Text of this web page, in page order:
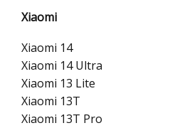
Xiaomi
Xiaomi 14
Xiaomi 14 Ultra
Xiaomi 13 Lite
Xiaomi 13T
Xiaomi 13T Pro